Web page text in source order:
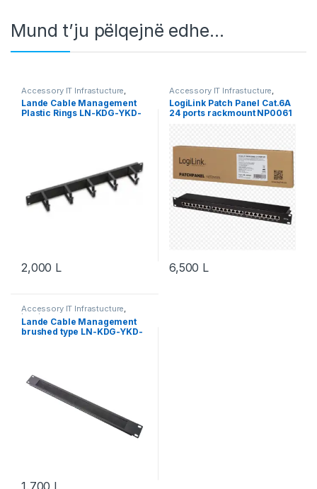
Mund t’ju pëlqejnë edhe…
Accessory IT Infrastucture
Lande
Lande Cable Management
Plastic Rings LN-KDG-YKD-
2,000 L
Accessory IT Infrastucture
Network
LogiLink Patch Panel Cat.6A
24 ports rackmount NP0061
6,500 L
Accessory IT Infrastucture,
Lande
Lande Cable Management
brushed type LN-KDG-YKD-
1,700 L